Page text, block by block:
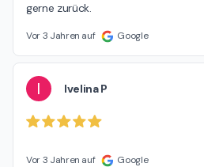
gerne zurück.
Vor 3 Jahren auf Google
I Ivelina P
Vor 3 Jahren auf Google